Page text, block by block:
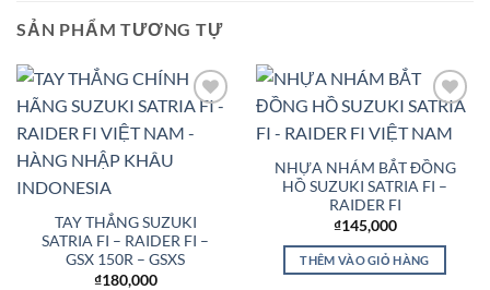
SẢN PHẨM TƯƠNG TỰ
Wishlist
TAY THẮNG SUZUKI
SATRIA FI – RAIDER FI –
GSX 150R – GSXS
₫180,000
Wishlist
NHỰA NHÁM BẮT ĐỒNG
HỒ SUZUKI SATRIA FI –
RAIDER FI
₫145,000
THÊM VÀO GIỎ HÀNG